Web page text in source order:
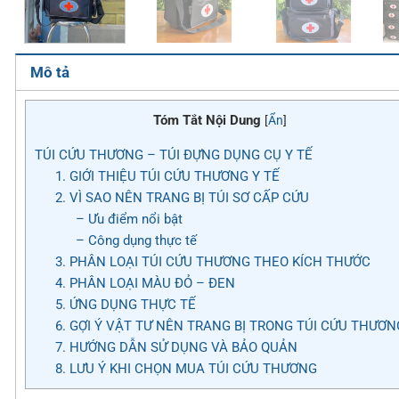
Mô tả
Tóm Tắt Nội Dung [Ẩn]
TÚI CỨU THƯƠNG – TÚI ĐỰNG DỤNG CỤ Y TẾ
1. GIỚI THIỆU TÚI CỨU THƯƠNG Y TẾ
2. VÌ SAO NÊN TRANG BỊ TÚI SƠ CẤP CỨU
– Ưu điểm nổi bật
– Công dụng thực tế
3. PHÂN LOẠI TÚI CỨU THƯƠNG THEO KÍCH THƯỚC
4. PHÂN LOẠI MÀU ĐỎ – ĐEN
5. ỨNG DỤNG THỰC TẾ
6. GỢI Ý VẬT TƯ NÊN TRANG BỊ TRONG TÚI CỨU
7. HƯỚNG DẪN SỬ DỤNG VÀ BẢO QUẢN
8. LƯU Ý KHI CHỌN MUA TÚI CỨU THƯƠNG